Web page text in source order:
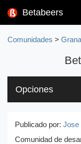
Betabeers
Comunidades >
Opciones
Publicado por: Jose
Comunidad de